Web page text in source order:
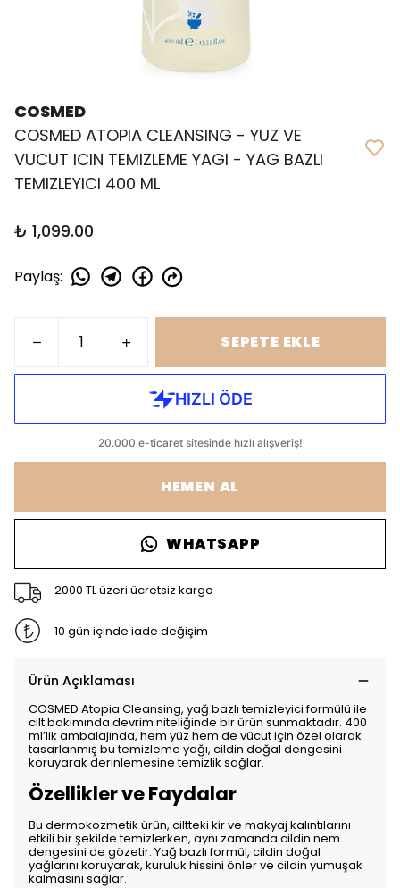
COSMED
COSMED ATOPIA CLEANSING - YUZ VE
VUCUT ICIN TEMIZLEME YAGI - YAG BAZLI
TEMIZLEYICI 400 ML
₺ 1,099.00
Paylaş:
SEPETE EKLE
HEMEN AL
WHATSAPP
2000 TL üzeri ücretsiz kargo
10 gün içinde iade değişim
Ürün Açıklaması
COSMED Atopia Cleansing, yağ bazlı temizleyici formülü ile
cilt bakımında devrim niteliğinde bir ürün sunmaktadır. 400
ml’lik ambalajında, hem yüz hem de vücut için özel olarak
tasarlanmış bu temizleme yağı, cildin doğal dengesini
koruyarak derinlemesine temizlik sağlar.
Özellikler ve Faydalar
Bu dermokozmetik ürün, ciltteki kir ve makyaj kalıntılarını
etkili bir şekilde temizlerken, aynı zamanda cildin nem
dengesini de gözetir. Yağ bazlı formül, cildin doğal
yağlarını koruyarak, kuruluk hissini önler ve cildin yumuşak
kalmasını sağlar.